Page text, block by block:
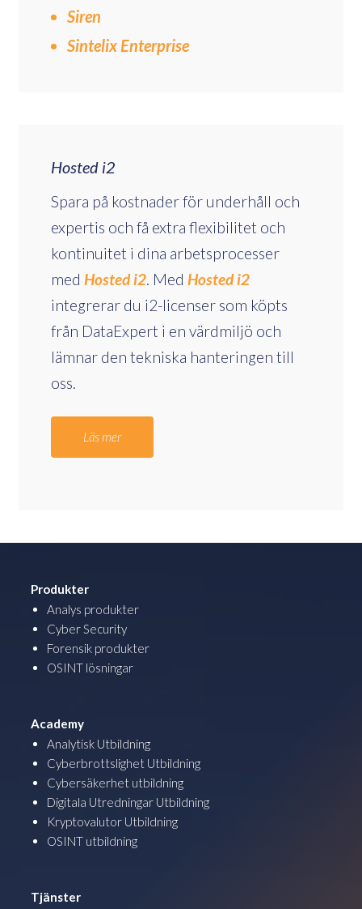
Siren
Sintelix Enterprise
Hosted i2
Spara på kostnader för underhåll och
expertis och få extra flexibilitet och
kontinuitet i dina arbetsprocesser
med Hosted i2. Med Hosted i2
integrerar du i2-licenser som köpts
från DataExpert i en värdmiljö och
lämnar den tekniska hanteringen till
oss.
Läs mer
Produkter
Analys produkter
Cyber Security
Forensik produkter
OSINT lösningar
Academy
Analytisk Utbildning
Cyberbrottslighet Utbildning
Cybersäkerhet utbildning
Digitala Utredningar Utbildning
Kryptovalutor Utbildning
OSINT utbildning
Tjänster